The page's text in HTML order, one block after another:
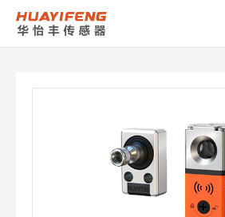
SDS04-
AHEP